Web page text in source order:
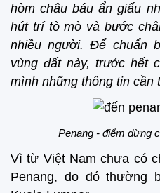
hòm châu báu ẩn giấu
hút trí tò mò và bước
nhiều người. Để chuẩn
vùng đất này, trước hết
mình những thông tin cần
Penang - điểm dừng
Vì từ Việt Nam chưa có
Penang, do đó thường